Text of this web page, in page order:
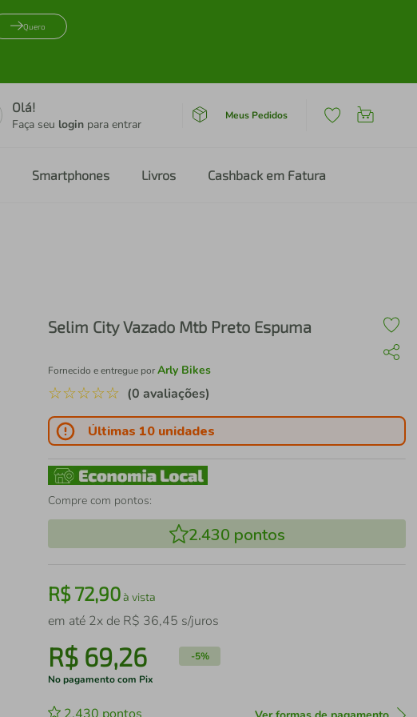
Quero
Olá!
Faça seu login para entrar
Meus Pedidos
Smartphones Livros Cashback em Fatura
Selim City Vazado Mtb Preto Espuma
Fornecido e entregue porArly Bikes
☆☆☆☆☆ (0 avaliações)
Últimas 10 unidades
Compre com pontos:
2.430 pontos
R$72,90à vista
em até 2x de R$ 36,45 s/juros
R$ 69,26 -5%
No pagamento com Pix